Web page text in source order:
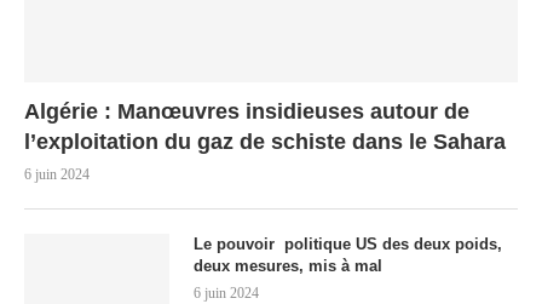
Algérie : Manœuvres insidieuses autour de
l’exploitation du gaz de schiste dans le Sahara
6 juin 2024
Le pouvoir politique US des deux poids,
deux mesures, mis à mal
6 juin 2024